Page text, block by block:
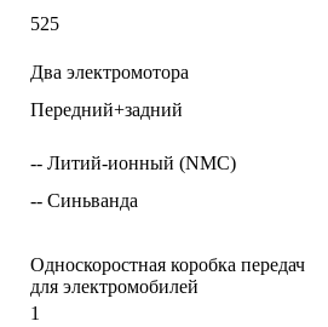
525
Два электромотора
Передний+задний
-- Литий-ионный (NMC)
-- Синьванда
Односкоростная коробка передач
для электромобилей
1